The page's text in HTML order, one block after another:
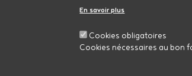
En savoir plus
Cookies obligatoires
Cookies nécessaires au bon